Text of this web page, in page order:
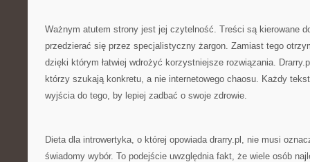
Ważnym atutem strony jest jej czytelność. Treści są kierowane
przedzierać się przez specjalistyczny żargon. Zamiast tego
dzięki którym łatwiej wdrożyć korzystniejsze rozwiązania.
którzy szukają konkretu, a nie internetowego chaosu. Każdy
wyjścia do tego, by lepiej zadbać o swoje zdrowie.
Dieta dla introwertyka, o której opowiada drarry.pl, nie musi
świadomy wybór. To podejście uwzględnia fakt, że wiele osób